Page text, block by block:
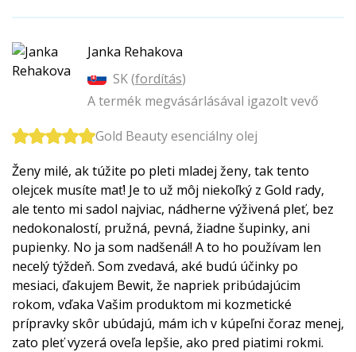
Janka Rehakova
SK (fordítás)
A termék megvásárlásával igazolt vevő
Gold Beauty esenciálny olej
Ženy milé, ak túžite po pleti mladej ženy, tak tento
olejcek musíte mať! Je to už môj niekoľký z Gold rady,
ale tento mi sadol najviac, nádherne výživená pleť, bez
nedokonalostí, pružná, pevná, žiadne šupinky, ani
pupienky. No ja som nadšená!! A to ho používam len
necelý týždeň. Som zvedavá, aké budú účinky po
mesiaci, ďakujem Bewit, že napriek pribúdajúcim
rokom, vďaka Vašim produktom mi kozmetické
prípravky skôr ubúdajú, mám ich v kúpeľni čoraz menej,
zato pleť vyzerá oveľa lepšie, ako pred piatimi rokmi.